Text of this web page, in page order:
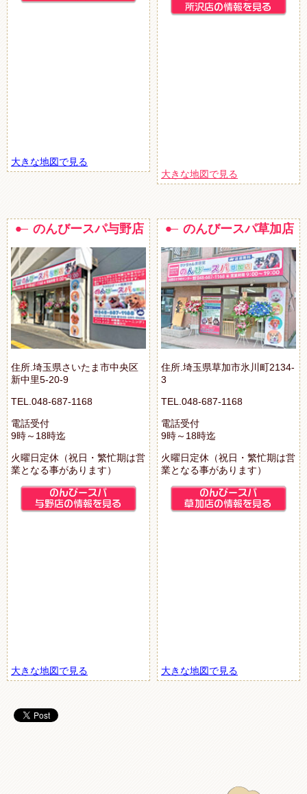
大きな地図で見る
大きな地図で見る
のんびースパ与野店
住所.埼玉県さいたま市中央区
新中里5-20-9
TEL.048-687-1168
電話受付
9時～18時迄
火曜日定休（祝日・繁忙期は営
業となる事があります）
大きな地図で見る
のんびースパ草加店
住所.埼玉県草加市氷川町2134-
3
TEL.048-687-1168
電話受付
9時～18時迄
火曜日定休（祝日・繁忙期は営
業となる事があります）
大きな地図で見る